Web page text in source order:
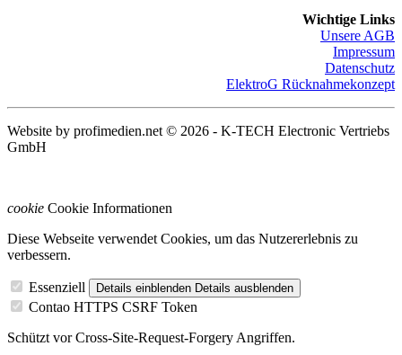
Wichtige Links
Unsere AGB
Impressum
Datenschutz
ElektroG Rücknahmekonzept
Website by profimedien.net © 2026 - K-TECH Electronic Vertriebs
GmbH
cookie Cookie Informationen
Diese Webseite verwendet Cookies, um das Nutzererlebnis zu
verbessern.
Essenziell Details einblenden Details ausblenden
Contao HTTPS CSRF Token
Schützt vor Cross-Site-Request-Forgery Angriffen.